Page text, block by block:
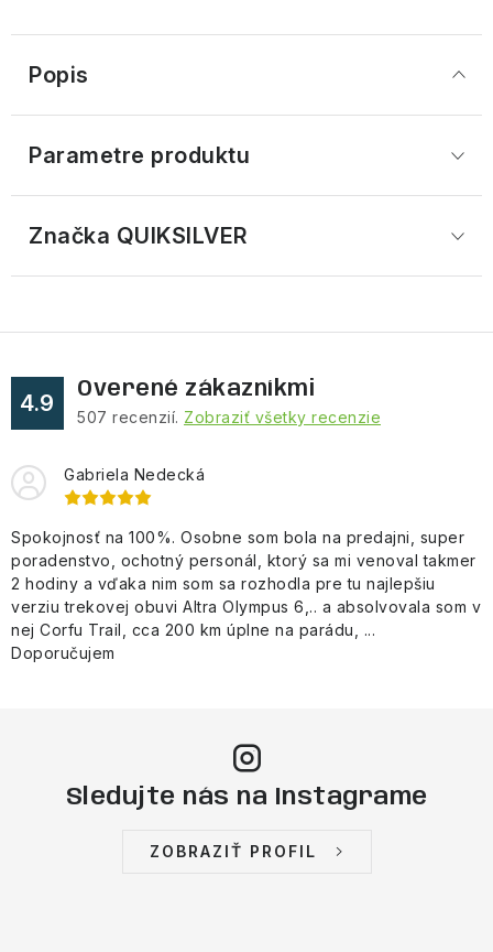
Popis
Parametre produktu
Značka QUIKSILVER
4.9
Overené zákazníkmi
507 recenzií. Zobraziť všetky recenzie
Gabriela Nedecká
Spokojnosť na 100%. Osobne som bola na predajni, super
poradenstvo, ochotný personál, ktorý sa mi venoval takmer
2 hodiny a vďaka nim som sa rozhodla pre tu najlepšiu
verziu trekovej obuvi Altra Olympus 6,.. a absolvovala som v
nej Corfu Trail, cca 200 km úplne na parádu, ...
Doporučujem
Sledujte nás na Instagrame
ZOBRAZIŤ PROFIL